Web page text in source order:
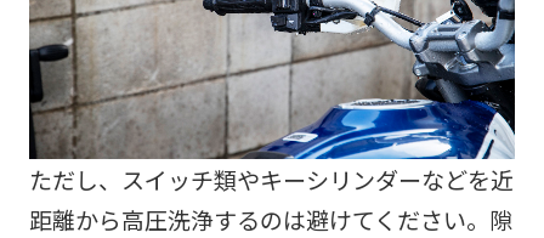
ただし、スイッチ類やキーシリンダーなどを近
距離から高圧洗浄するのは避けてください。隙